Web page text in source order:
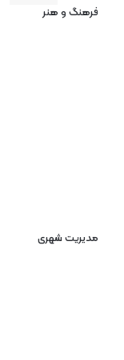
فرهنگ و هنر
مدیریت شهری